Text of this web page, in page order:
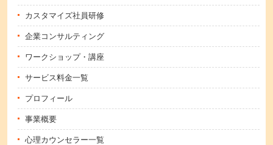
カスタマイズ社員研修
企業コンサルティング
ワークショップ・講座
サービス料金一覧
プロフィール
事業概要
心理カウンセラー一覧